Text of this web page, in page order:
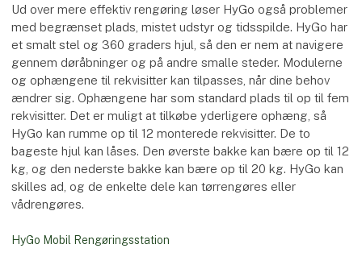
Ud over mere effektiv rengøring løser HyGo også problemer
med begrænset plads, mistet udstyr og tidsspilde. HyGo har
et smalt stel og 360 graders hjul, så den er nem at navigere
gennem døråbninger og på andre smalle steder. Modulerne
og ophængene til rekvisitter kan tilpasses, når dine behov
ændrer sig. Ophængene har som standard plads til op til fem
rekvisitter. Det er muligt at tilkøbe yderligere ophæng, så
HyGo kan rumme op til 12 monterede rekvisitter. De to
bageste hjul kan låses. Den øverste bakke kan bære op til 12
kg, og den nederste bakke kan bære op til 20 kg. HyGo kan
skilles ad, og de enkelte dele kan tørrengøres eller
vådrengøres.
HyGo Mobil Rengøringsstation